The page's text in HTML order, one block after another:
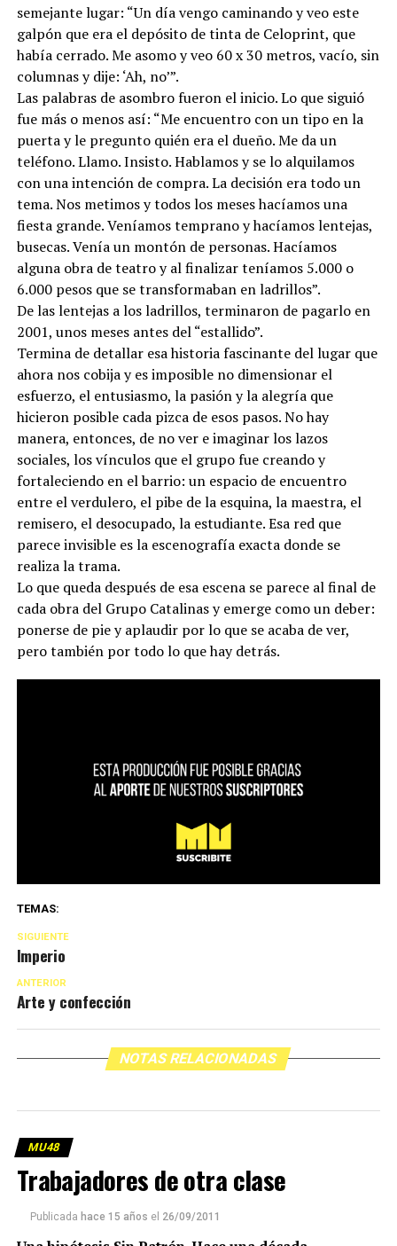
semejante lugar: “Un día vengo caminando y veo este
galpón que era el depósito de tinta de Celoprint, que
había cerrado. Me asomo y veo 60 x 30 metros, vacío, sin
columnas y dije: ‘Ah, no’”.
Las palabras de asombro fueron el inicio. Lo que siguió
fue más o menos así: “Me encuentro con un tipo en la
puerta y le pregunto quién era el dueño. Me da un
teléfono. Llamo. Insisto. Hablamos y se lo alquilamos
con una intención de compra. La decisión era todo un
tema. Nos metimos y todos los meses hacíamos una
fiesta grande. Veníamos temprano y hacíamos lentejas,
busecas. Venía un montón de personas. Hacíamos
alguna obra de teatro y al finalizar teníamos 5.000 o
6.000 pesos que se transformaban en ladrillos”.
De las lentejas a los ladrillos, terminaron de pagarlo en
2001, unos meses antes del “estallido”.
Termina de detallar esa historia fascinante del lugar que
ahora nos cobija y es imposible no dimensionar el
esfuerzo, el entusiasmo, la pasión y la alegría que
hicieron posible cada pizca de esos pasos. No hay
manera, entonces, de no ver e imaginar los lazos
sociales, los vínculos que el grupo fue creando y
fortaleciendo en el barrio: un espacio de encuentro
entre el verdulero, el pibe de la esquina, la maestra, el
remisero, el desocupado, la estudiante. Esa red que
parece invisible es la escenografía exacta donde se
realiza la trama.
Lo que queda después de esa escena se parece al final de
cada obra del Grupo Catalinas y emerge como un deber:
ponerse de pie y aplaudir por lo que se acaba de ver,
pero también por todo lo que hay detrás.
TEMAS:
SIGUIENTE
Imperio
ANTERIOR
Arte y confección
NOTAS RELACIONADAS
MU48
Trabajadores de otra clase
Publicada hace 15 años el 26/09/2011